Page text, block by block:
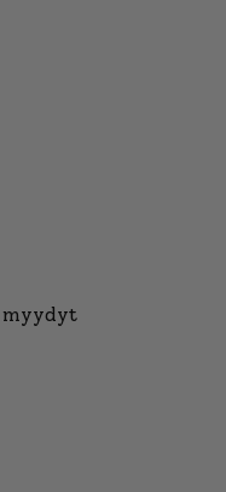
myydyt